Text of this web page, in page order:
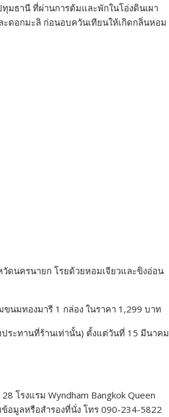
มธานี ที่ผ่านการต้มและพักในโอ่งดินเผา
ดอกมะลิ ก่อนอบควันเทียนให้เกิดกลิ่นหอม
ดนครนายก โรยด้วยหอมเจียวและขิงอ่อน
นมทองมารี 1 กล่อง ในราคา 1,299 บาท
ระทานที่ร้านเท่านั้น) ตั้งแต่วันที่ 15 มีนาคม
โรงแรม Wyndham Bangkok Queen
อมูลหรือสำรองที่นั่ง โทร 090-234-5822